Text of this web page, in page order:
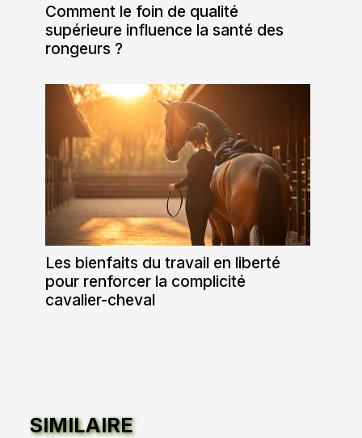
Comment le foin de qualité
supérieure influence la santé des
rongeurs ?
Les bienfaits du travail en liberté
pour renforcer la complicité
cavalier-cheval
SIMILAIRE